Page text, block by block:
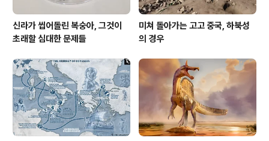
신라가 씹어돌린 복숭아, 그것이
초래할 심대한 문제들
미쳐 돌아가는 고고 중국, 하북성
의 경우